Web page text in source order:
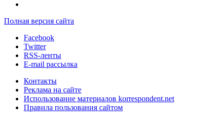
Полная версия сайта
Facebook
Twitter
RSS-ленты
E-mail рассылка
Контакты
Реклама на сайте
Использование материалов korrespondent.net
Правила пользования сайтом